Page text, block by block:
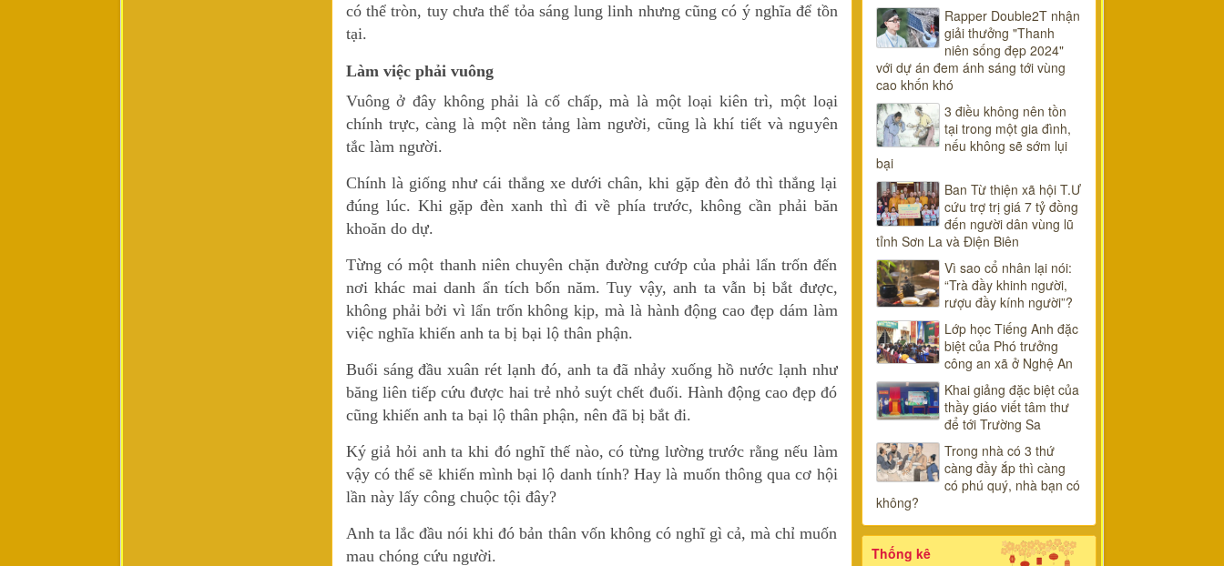
có thể tròn, tuy chưa thể tỏa sáng lung linh nhưng cũng có ý nghĩa để tồn
tại.
Làm việc phải vuông
Vuông ở đây không phải là cố chấp, mà là một loại kiên trì, một loại
chính trực, càng là một nền tảng làm người, cũng là khí tiết và nguyên
tắc làm người.
Chính là giống như cái thắng xe dưới chân, khi gặp đèn đỏ thì thắng lại
đúng lúc. Khi gặp đèn xanh thì đi về phía trước, không cần phải băn
khoăn do dự.
Từng có một thanh niên chuyên chặn đường cướp của phải lẩn trốn đến
nơi khác mai danh ẩn tích bốn năm. Tuy vậy, anh ta vẫn bị bắt được,
không phải bởi vì lẩn trốn không kịp, mà là hành động cao đẹp dám làm
việc nghĩa khiến anh ta bị bại lộ thân phận.
Buổi sáng đầu xuân rét lạnh đó, anh ta đã nhảy xuống hồ nước lạnh như
băng liên tiếp cứu được hai trẻ nhỏ suýt chết đuối. Hành động cao đẹp đó
cũng khiến anh ta bại lộ thân phận, nên đã bị bắt đi.
Ký giả hỏi anh ta khi đó nghĩ thế nào, có từng lường trước rằng nếu làm
vậy có thể sẽ khiến mình bại lộ danh tính? Hay là muốn thông qua cơ hội
lần này lấy công chuộc tội đây?
Anh ta lắc đầu nói khi đó bản thân vốn không có nghĩ gì cả, mà chỉ muốn
mau chóng cứu người.
Rapper Double2T nhận
giải thưởng "Thanh
niên sống đẹp 2024"
với dự án đem ánh sáng tới vùng
cao khốn khó
3 điều không nên tồn
tại trong một gia đình,
nếu không sẽ sớm lụi
bại
Ban Từ thiện xã hội T.Ư
cứu trợ trị giá 7 tỷ đồng
đến người dân vùng lũ
tỉnh Sơn La và Điện Biên
Vì sao cổ nhân lại nói:
“Trà đầy khinh người,
rượu đầy kính người”?
Lớp học Tiếng Anh đặc
biệt của Phó trưởng
công an xã ở Nghệ An
Khai giảng đặc biệt của
thầy giáo viết tâm thư
để tới Trường Sa
Trong nhà có 3 thứ
càng đầy ắp thì càng
có phú quý, nhà bạn có
không?
Thống kê